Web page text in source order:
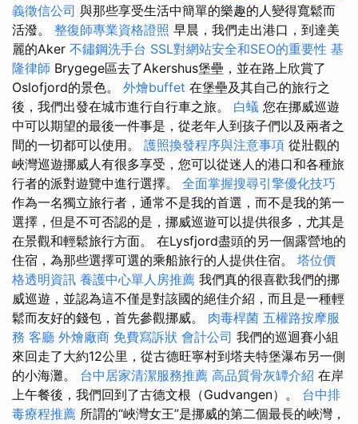
義徵信公司 與那些享受生活中簡單的樂趣的人變得寬鬆而
活潑。 整復師專業資格證照 早晨，我們走出港口，到達美
麗的Aker 不鏽鋼洗手台 SSL對網站安全和SEO的重要性 基
隆律師 Brygege區去了Akershus堡壘，並在路上欣賞了
Oslofjord的景色。 外燴buffet 在堡壘及其自己的旅行之
後，我們出發在城市進行自行車之旅。 白蟻 您在挪威巡遊
中可以期望的最後一件事是，從老年人到孩子們以及兩者之
間的一切都可以使用。 護照換發程序與注意事項 從壯觀的
峽灣巡遊挪威人有很多享受，您可以從迷人的港口和各種旅
行者的派對遊覽中進行選擇。 全面掌握搜尋引擎優化技巧
作為一名獨立旅行者，通常不是我的首選，而不是我的第一
選擇，但是不可否認的是，挪威巡遊可以提供很多，尤其是
在景觀和輕鬆旅行方面。 在Lysfjord盡頭的另一個露營地的
住宿，為那些選擇可選的乘船旅行的人提供住宿。 塔位價
格透明資訊 養護中心單人房推薦 我們真的很喜歡我們的挪
威巡遊，並認為這不僅是對該國的絕佳介紹，而且是一種輕
鬆而友好的錢包，首先參觀挪威。 肉毒桿菌 五權路按摩服
務 客廳 外燴廠商 免費寫訴狀 會計公司 我們的巡迴賽小組
來回走了大約12公里，從古德旺寧村到塔夫特堡瀑布另一側
的小海灘。 台中居家清潔服務推薦 高品質骨灰罈介紹 在岸
上午餐後，我們回到了古德文根（Gudvangen）。 台中排
毒療程推薦 所謂的“峽灣女王”是挪威的第二個最長的峽灣，